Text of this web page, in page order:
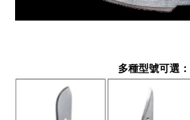
多種型號可選：